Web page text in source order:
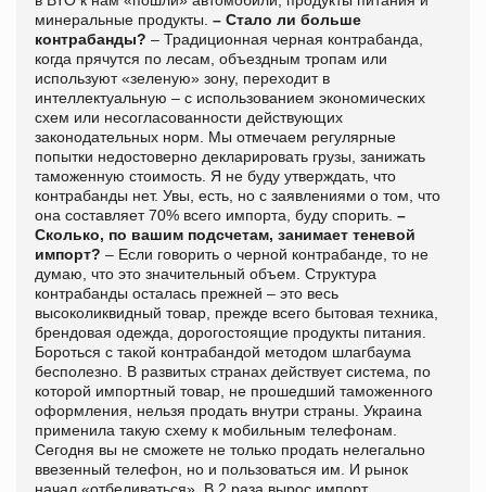
минеральные продукты. – Стало ли больше
контрабанды? – Традиционная черная контрабанда,
когда прячутся по лесам, объездным тропам или
используют «зеленую» зону, переходит в
интеллектуальную – с использованием экономических
схем или несогласованности действующих
законодательных норм. Мы отмечаем регулярные
попытки недостоверно декларировать грузы, занижать
таможенную стоимость. Я не буду утверждать, что
контрабанды нет. Увы, есть, но с заявлениями о том, что
она составляет 70% всего импорта, буду спорить. –
Сколько, по вашим подсчетам, занимает теневой
импорт? – Если говорить о черной контрабанде, то не
думаю, что это значительный объем. Структура
контрабанды осталась прежней – это весь
высоколиквидный товар, прежде всего бытовая техника,
брендовая одежда, дорогостоящие продукты питания.
Бороться с такой контрабандой методом шлагбаума
бесполезно. В развитых странах действует система, по
которой импортный товар, не прошедший таможенного
оформления, нельзя продать внутри страны. Украина
применила такую схему к мобильным телефонам.
Сегодня вы не сможете не только продать нелегально
ввезенный телефон, но и пользоваться им. И рынок
начал «отбеливаться». В 2 раза вырос импорт,